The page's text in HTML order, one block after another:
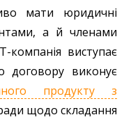
мати юридичні
а й членами
компанія виступає
договору виконує
продукту з
щодо складання